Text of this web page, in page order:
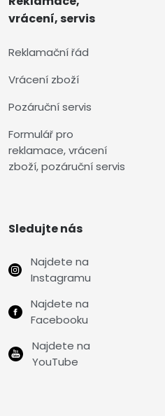
vrácení, servis
Reklamační řád
Vrácení zboží
Pozáruční servis
Formulář pro
reklamace, vrácení
zboží, pozáruční servis
Sledujte nás
Najdete na
Instagramu
Najdete na
Facebooku
Najdete na
YouTube